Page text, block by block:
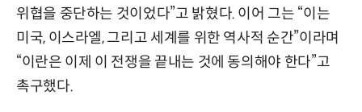
위협을 중단하는 것이었다”고 밝혔다. 이어 그는 “이는
미국, 이스라엘, 그리고 세계를 위한 역사적 순간”이라며
“이란은 이제 이 전쟁을 끝내는 것에 동의해야 한다”고
촉구했다.